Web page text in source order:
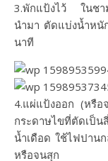
3.พักแป้งไว้ ในช
นำมา ตัดแบ่งน้ำหนั
นาที
4.แผ่แป้งออก (หรือ
กระดาษไขที่ตัดเป็น
น้ำเดือด ใช้ไฟปาน
หรือจนสุก